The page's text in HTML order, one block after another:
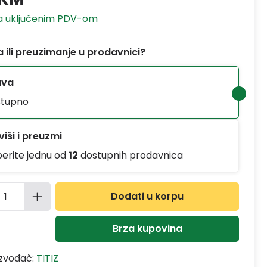
uključenim PDV-om
ili preuzimanje u prodavnici?
i preuzmi
jednu od12 dostupnih prodavnica
proizvoda: Unesite željenu
Dodati u korpu
Brza kupovina
TITIZ